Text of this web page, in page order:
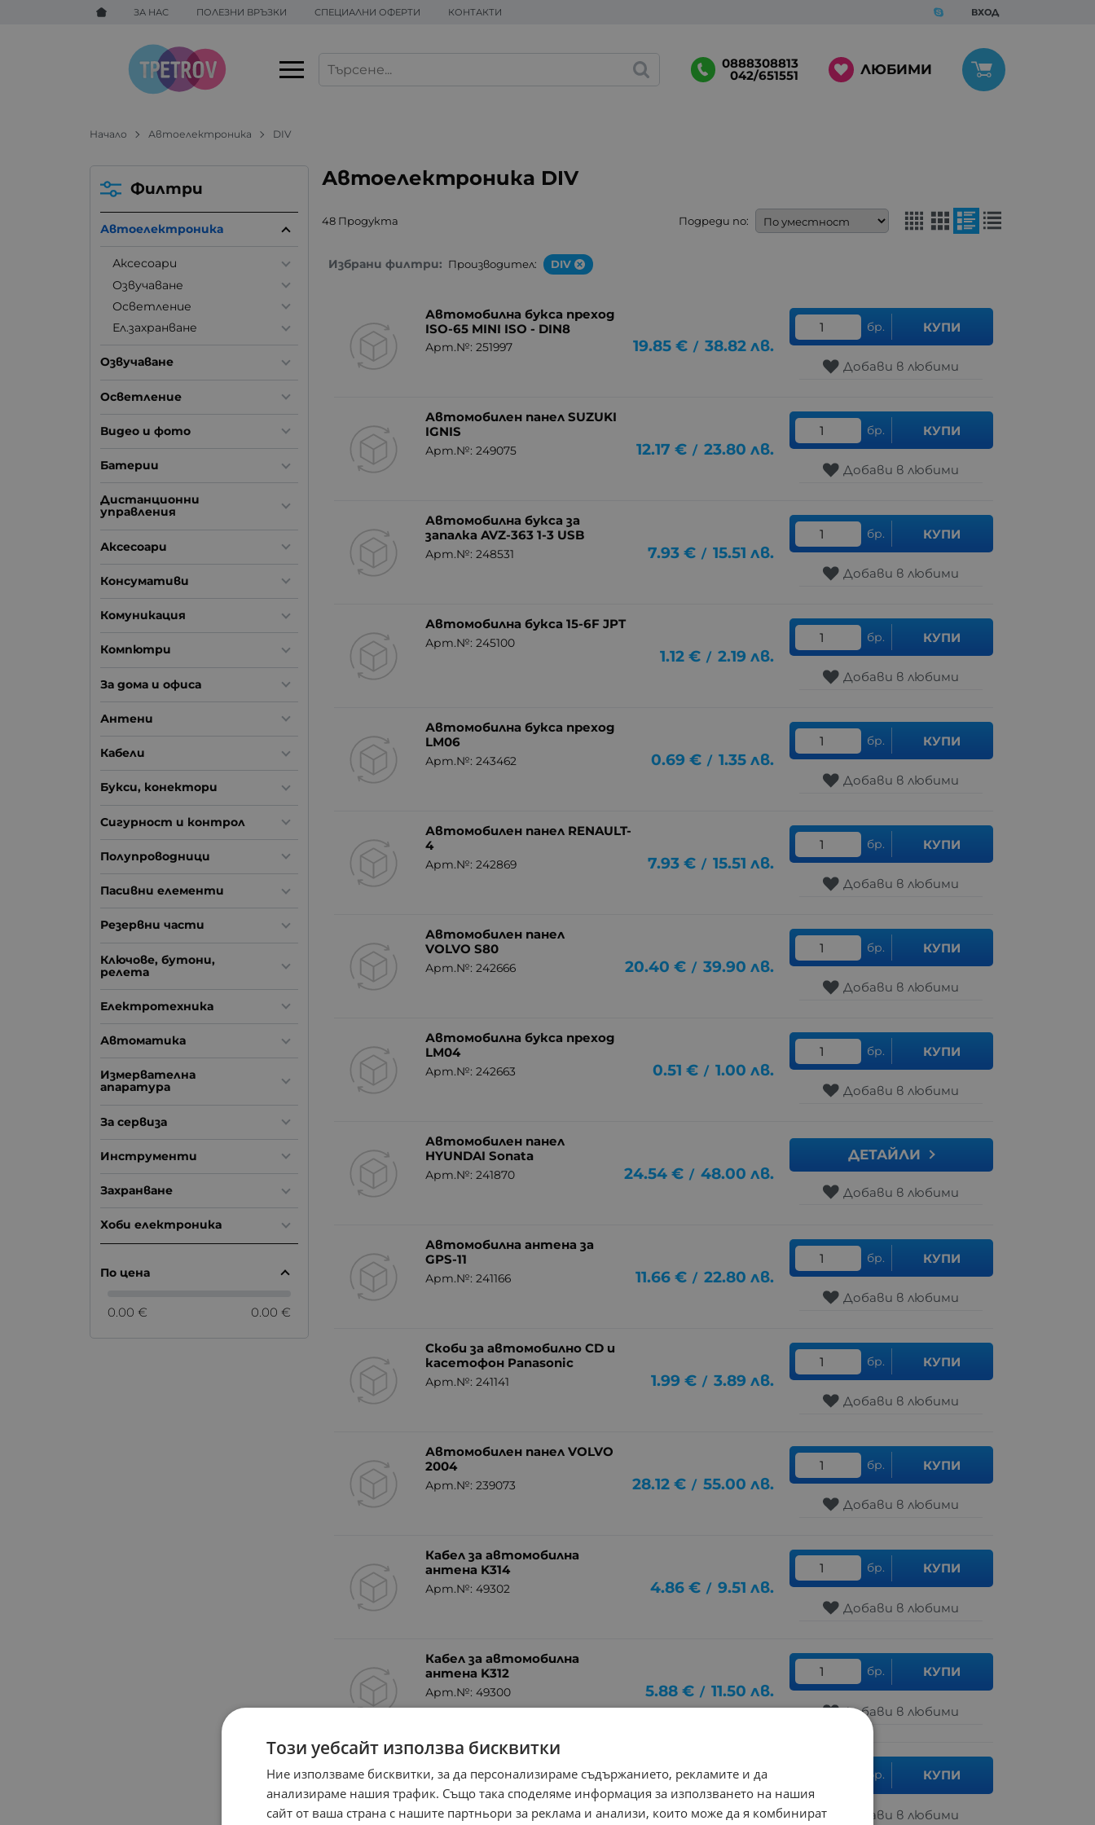
ЗА НАС ПОЛЕЗНИ ВРЪЗКИ СПЕЦИАЛНИ ОФЕРТИ КОНТАКТИ ВХОД
0888308813
042/651551 ЛЮБИМИ
Начало Автоелектроника DIV
Автоелектроника DIV
48 Продукта Подреди по:
Избрани филтри: Производител: DIV
Автомобилна букса преход
ISO-65 MINI ISO - DIN8
Арт.№: 251997 19.85 € / 38.82 лв.
бр. КУПИ
Добави в любими
Автомобилен панел SUZUKI
IGNIS
Арт.№: 249075 12.17 € / 23.80 лв.
бр. КУПИ
Добави в любими
Автомобилна букса за
запалка AVZ-363 1-3 USB
Арт.№: 248531 7.93 € / 15.51 лв.
бр. КУПИ
Добави в любими
Автомобилна букса 15-6F JPT
Арт.№: 245100
1.12 € / 2.19 лв.
бр. КУПИ
Добави в любими
Автомобилна букса преход
LM06
Арт.№: 243462 0.69 € / 1.35 лв.
бр. КУПИ
Добави в любими
Автомобилен панел RENAULT-
4
Арт.№: 242869 7.93 € / 15.51 лв.
бр. КУПИ
Добави в любими
Автомобилен панел
VOLVO S80
Арт.№: 242666 20.40 € / 39.90 лв.
бр. КУПИ
Добави в любими
Автомобилна букса преход
LM04
Арт.№: 242663 0.51 € / 1.00 лв.
бр. КУПИ
Добави в любими
Автомобилен панел
HYUNDAI Sonata
Арт.№: 241870 24.54 € / 48.00 лв.
ДЕТАЙЛИ
Добави в любими
Автомобилна антена за
GPS-11
Арт.№: 241166 11.66 € / 22.80 лв.
бр. КУПИ
Добави в любими
Скоби за автомобилно CD и
касетофон Panasonic
Арт.№: 241141 1.99 € / 3.89 лв.
бр. КУПИ
Добави в любими
Автомобилен панел VOLVO
2004
Арт.№: 239073 28.12 € / 55.00 лв.
бр. КУПИ
Добави в любими
Кабел за автомобилна
антена K314
Арт.№: 49302 4.86 € / 9.51 лв.
бр. КУПИ
Добави в любими
Кабел за автомобилна
антена K312
Арт.№: 49300 5.88 € / 11.50 лв.
бр. КУПИ
Добави в любими
LM04K
Арт.№: 48656 0.61 € / 1.19 лв.
бр. КУПИ
Добави в любими
Филтри
Автоелектроника
Аксесоари
Озвучаване
Осветление
Ел.захранване
Озвучаване
Осветление
Видео и фото
Батерии
Дистанционни
управления
Аксесоари
Консумативи
Комуникация
Компютри
За дома и офиса
Антени
Кабели
Букси, конектори
Сигурност и контрол
Полупроводници
Пасивни елементи
Резервни части
Ключове, бутони,
релета
Електротехника
Автоматика
Измервателна
апаратура
За сервиза
Инструменти
Захранване
Хоби електроника
По цена
0.00 € 0.00 €
Този уебсайт използва бисквитки
Ние използваме бисквитки, за да персонализираме съдържанието, рекламите и да
анализираме нашия трафик. Също така споделяме информация за използването на нашия
сайт от ваша страна с нашите партньори за реклама и анализи, които може да я комбинират